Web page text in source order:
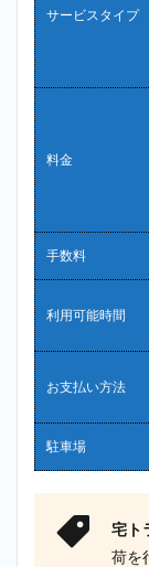
サービスタイプ
料金
手数料
利用可能時間
お支払い方法
駐車場
宅ト
荷を